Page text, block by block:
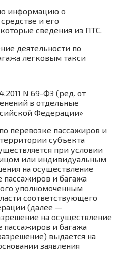
информацию о
и его
сведения из ПТС.
деятельности по
легковым такси
N 69-ФЗ (ред. от
в отдельные
Федерации»
перевозке пассажиров и
субъекта
при условии
или индивидуальным
на осуществление
пассажиров и багажа
уполномоченным
соответствующего
(далее —
на осуществление
пассажиров и багажа
выдается на
заявления